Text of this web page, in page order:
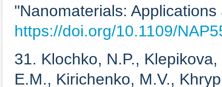
"Nanomaterials:
https://doi.org/10.1109/
31. Klochko, N.P.,
E.M., Kirichenko, M.V.,